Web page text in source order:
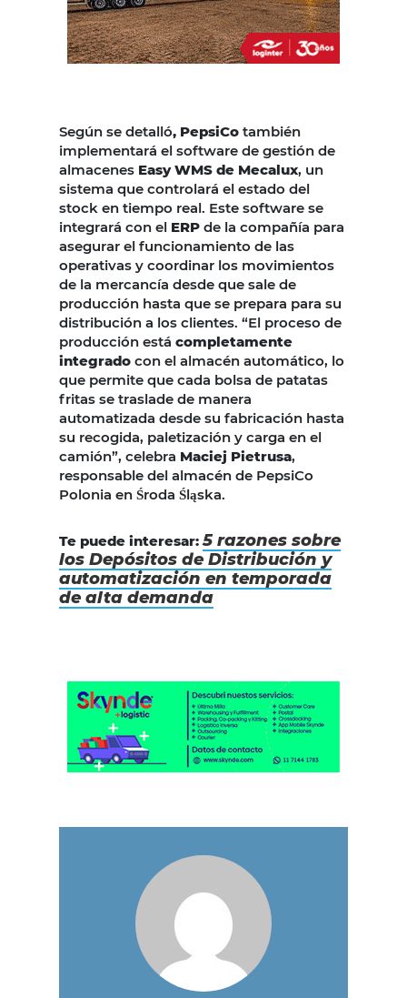
Según se detalló, PepsiCo también
implementará el software de gestión de
almacenes Easy WMS de Mecalux, un
sistema que controlará el estado del
stock en tiempo real. Este software se
integrará con el ERP de la compañía para
asegurar el funcionamiento de las
operativas y coordinar los movimientos
de la mercancía desde que sale de
producción hasta que se prepara para su
distribución a los clientes. “El proceso de
producción está completamente
integrado con el almacén automático, lo
que permite que cada bolsa de patatas
fritas se traslade de manera
automatizada desde su fabricación hasta
su recogida, paletización y carga en el
camión”, celebra Maciej Pietrusa,
responsable del almacén de PepsiCo
Polonia en Środa Śląska.
Te puede interesar:5 razones sobre
los Depósitos de Distribución y
automatización en temporada
de alta demanda